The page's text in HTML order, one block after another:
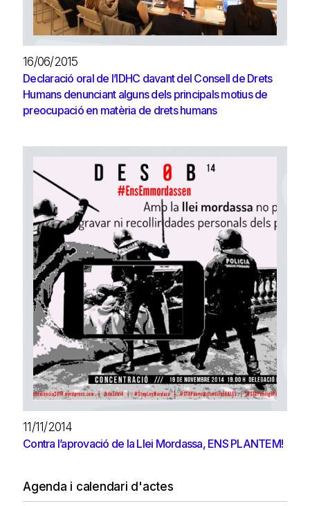
16/06/2015
Declaració oral de l’IDHC davant del Consell de Drets
Humans denunciant alguns dels principals motius de
preocupació en matèria de drets humans
11/11/2014
Contra l’aprovació de la Llei Mordassa, ENS PLANTEM!
Agenda i calendari d'actes